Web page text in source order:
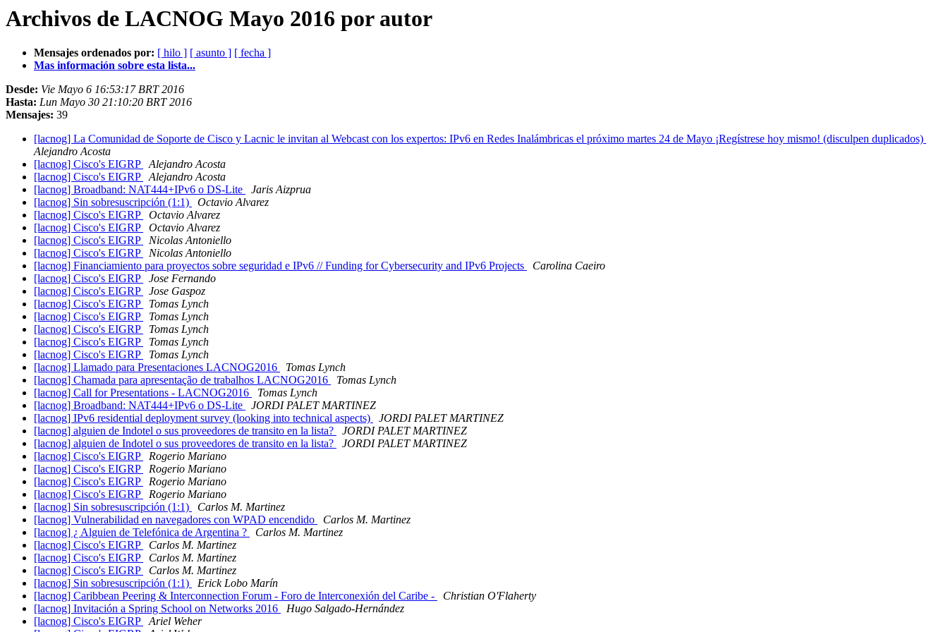
Archivos de LACNOG Mayo 2016 por autor
Mensajes ordenados por: [ hilo ] [ asunto ] [ fecha ]
Mas información sobre esta lista...
Desde: Vie Mayo 6 16:53:17 BRT 2016
Hasta: Lun Mayo 30 21:10:20 BRT 2016
Mensajes: 39
[lacnog] La Comunidad de Soporte de Cisco y Lacnic le invitan al Webcast con los expertos: IPv6 en Redes Inalámbricas el próximo martes 24 de Mayo ¡Regístrese hoy mismo! (disculpen duplicados)
Alejandro Acosta
[lacnog] Cisco's EIGRP
Alejandro Acosta
[lacnog] Cisco's EIGRP
Alejandro Acosta
[lacnog] Broadband: NAT444+IPv6 o DS-Lite
Jaris Aizprua
[lacnog] Sin sobresuscripción (1:1)
Octavio Alvarez
[lacnog] Cisco's EIGRP
Octavio Alvarez
[lacnog] Cisco's EIGRP
Octavio Alvarez
[lacnog] Cisco's EIGRP
Nicolas Antoniello
[lacnog] Cisco's EIGRP
Nicolas Antoniello
[lacnog] Financiamiento para proyectos sobre seguridad e IPv6 // Funding for Cybersecurity and IPv6 Projects
Carolina Caeiro
[lacnog] Cisco's EIGRP
Jose Fernando
[lacnog] Cisco's EIGRP
Jose Gaspoz
[lacnog] Cisco's EIGRP
Tomas Lynch
[lacnog] Cisco's EIGRP
Tomas Lynch
[lacnog] Cisco's EIGRP
Tomas Lynch
[lacnog] Cisco's EIGRP
Tomas Lynch
[lacnog] Cisco's EIGRP
Tomas Lynch
[lacnog] Llamado para Presentaciones LACNOG2016
Tomas Lynch
[lacnog] Chamada para apresentação de trabalhos LACNOG2016
Tomas Lynch
[lacnog] Call for Presentations - LACNOG2016
Tomas Lynch
[lacnog] Broadband: NAT444+IPv6 o DS-Lite
JORDI PALET MARTINEZ
[lacnog] IPv6 residential deployment survey (looking into technical aspects)
JORDI PALET MARTINEZ
[lacnog] alguien de Indotel o sus proveedores de transito en la lista?
JORDI PALET MARTINEZ
[lacnog] alguien de Indotel o sus proveedores de transito en la lista?
JORDI PALET MARTINEZ
[lacnog] Cisco's EIGRP
Rogerio Mariano
[lacnog] Cisco's EIGRP
Rogerio Mariano
[lacnog] Cisco's EIGRP
Rogerio Mariano
[lacnog] Cisco's EIGRP
Rogerio Mariano
[lacnog] Sin sobresuscripción (1:1)
Carlos M. Martinez
[lacnog] Vulnerabilidad en navegadores con WPAD encendido
Carlos M. Martinez
[lacnog] ¿ Alguien de Telefónica de Argentina ?
Carlos M. Martinez
[lacnog] Cisco's EIGRP
Carlos M. Martinez
[lacnog] Cisco's EIGRP
Carlos M. Martinez
[lacnog] Cisco's EIGRP
Carlos M. Martinez
[lacnog] Sin sobresuscripción (1:1)
Erick Lobo Marín
[lacnog] Caribbean Peering & Interconnection Forum - Foro de Interconexión del Caribe -
Christian O'Flaherty
[lacnog] Invitación a Spring School on Networks 2016
Hugo Salgado-Hernández
[lacnog] Cisco's EIGRP
Ariel Weher